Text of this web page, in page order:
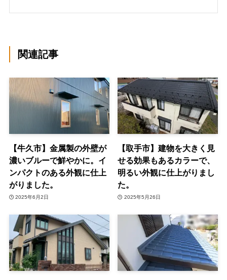
関連記事
【牛久市】金属製の外壁が
濃いブルーで鮮やかに。イ
ンパクトのある外観に仕上
がりました。
2025年6月2日
【取手市】建物を大きく見
せる効果もあるカラーで、
明るい外観に仕上がりまし
た。
2025年5月26日